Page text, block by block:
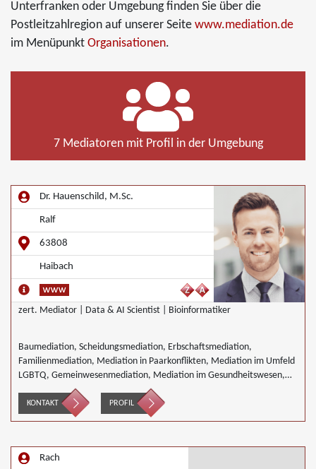
Unterfranken oder Umgebung finden Sie über die
Postleitzahlregion auf unserer Seite www.mediation.de
im Menüpunkt Organisationen.
7 Mediatoren mit Profil in der Umgebung
Dr. Hauenschild, M.Sc.
Ralf
63808
Haibach
zert. Mediator | Data & AI Scientist | Bioinformatiker
Baumediation, Scheidungsmediation, Erbschaftsmediation,
Familienmediation, Mediation in Paarkonflikten, Mediation im Umfeld
LGBTQ, Gemeinwesenmediation, Mediation im Gesundheitswesen,
Mediation im Bereich Integration und Inklusion, Innerbetriebliche
Mediation, Interkulturelle Mediation, gewerblicher Rechtsschutz,
Mediation in IT- Software- Outsourcing-Konflikten, Mediation in
Mediation in der Kreditwirtschaft, Mediation von
Generationskonflikten, Mediation bei Gesellschafterkonflikten,
KONTAKT PROFIL
Rach